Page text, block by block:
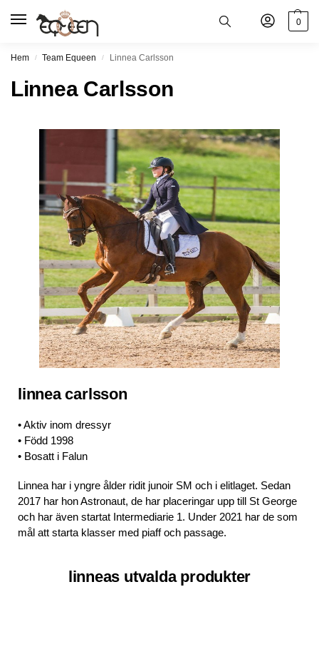
0
Hem / Team Equeen / Linnea Carlsson
Linnea Carlsson
linnea carlsson
• Aktiv inom dressyr
• Född 1998
• Bosatt i Falun
Linnea har i yngre ålder ridit junoir SM och i elitlaget. Sedan
2017 har hon Astronaut, de har placeringar upp till St George
och har även startat Intermediarie 1. Under 2021 har de som
mål att starta klasser med piaff och passage.
linneas utvalda produkter